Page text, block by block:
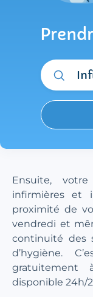
Ensuite,
infirmières et
proximité de
vendredi et
continuité des
d’hygiène.
gratuitement
disponible 24h/